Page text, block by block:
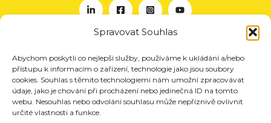
Spravovat Souhlas
Abychom poskytli co nejlepší služby, používáme k ukládání a/nebo
přístupu k informacím o zařízení, technologie jako jsou soubory
cookies. Souhlas s těmito technologiemi nám umožní zpracovávat
údaje, jako je chování při procházení nebo jedinečná ID na tomto
webu. Nesouhlas nebo odvolání souhlasu může nepříznivě ovlivnit
určité vlastnosti a funkce.
O nás
Projekty
Členství